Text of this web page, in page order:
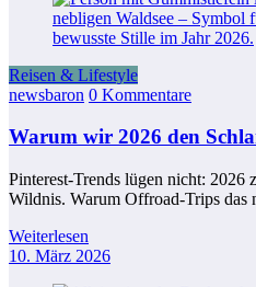
Reisen & Lifestyle
newsbaron 0 Kommentare
Warum wir 2026 den
Pinterest-Trends lügen nicht: 2026
Wildnis. Warum Offroad-Trips das
Weiterlesen
10. März 2026